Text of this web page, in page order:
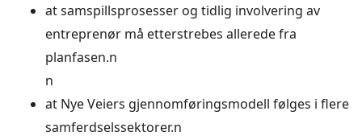
at samspillsprosesser og tidlig involvering av
entreprenør må etterstrebes allerede fra
planfasen.n
n
at Nye Veiers gjennomføringsmodell følges i flere
samferdselssektorer.n